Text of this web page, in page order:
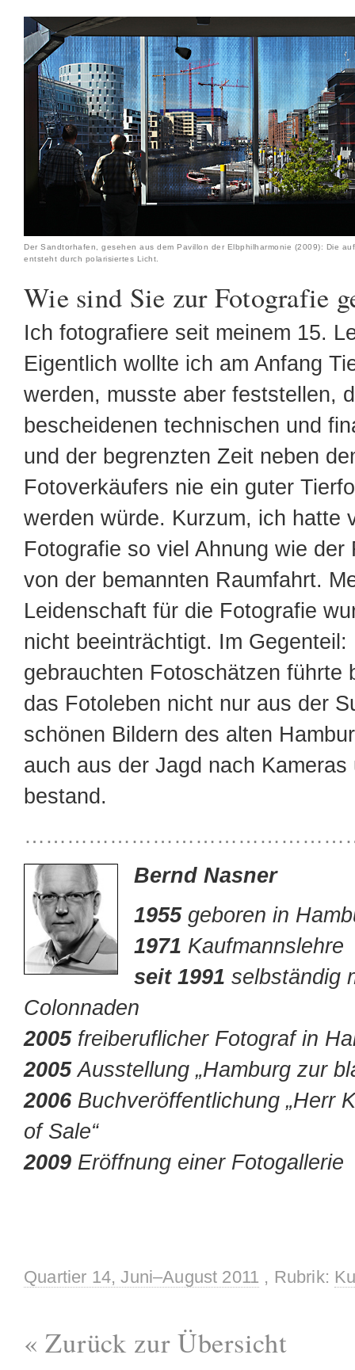
Der Sandtorhafen, gesehen aus dem Pavillon der Elbphilharmonie (2009): Die
entsteht durch polarisiertes Licht.
Wie sind Sie zur Fotografie
Ich fotografiere seit meinem 15.
Eigentlich wollte ich am Anfang
werden, musste aber feststellen,
bescheidenen technischen und
und der begrenzten Zeit neben
Fotoverkäufers nie ein guter
werden würde. Kurzum, ich hatte
Fotografie so viel Ahnung wie der
von der bemannten Raumfahrt.
Leidenschaft für die Fotografie
nicht beeinträchtigt. Im Gegenteil:
gebrauchten Fotoschätzen führte
das Fotoleben nicht nur aus der
schönen Bildern des alten
auch aus der Jagd nach
bestand.
Bernd Nasner
1955geboren in
1971 Kaufmannslehre
seit 1991 selbständig
Colonnaden
2005 freiberuflicher Fotograf in
2005 Ausstellung „Hamburg zur
2006 Buchveröffentlichung „Herr
of Sale“
2009 Eröffnung einer Fotogallerie
Quartier 14, Juni–August 2011 , Rubrik:
« Zurück zur Übersicht